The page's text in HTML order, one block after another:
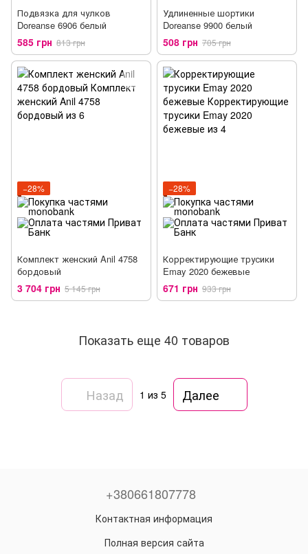
Подвязка для чулков
Doreanse 6906 белый
585 грн 813 грн
Удлиненные шортики
Doreanse 9900 белый
508 грн 705 грн
−28%
Комплект женский Anil 4758
бордовый
3 704 грн 5 145 грн
−28%
Корректирующие трусики
Emay 2020 бежевые
671 грн 933 грн
Показать еще 40 товаров
Назад 1 из 5 Далее
+380661807778
Контактная информация
Полная версия сайта